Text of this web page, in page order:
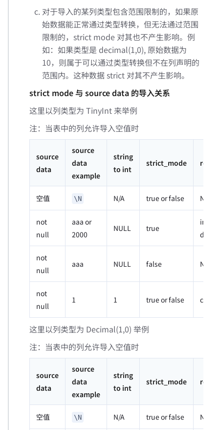
对于导入的某列类型包含范围限制的，如果原
始数据能正常通过类型转换，但无法通过范围
限制的，strict mode 对其也不产生影响。例
如：如果类型是 decimal(1,0), 原始数据为
10，则属于可以通过类型转换但不在列声明的
范围内。这种数据 strict 对其不产生影响。
strict mode 与 source data 的导入关系
这里以列类型为 TinyInt 来举例
注：当表中的列允许导入空值时
source
data
source
data
example
string
to int
strict_mode result
空值 \N N/A true or false NULL
not
null
aaa or
2000
NULL true
not
null
aaa NULL false NULL
not
null
1 1 true or false
这里以列类型为 Decimal(1,0) 举例
注：当表中的列允许导入空值时
source
data
source
data
example
string
to int
strict_mode result
空值 \N N/A true or false NULL